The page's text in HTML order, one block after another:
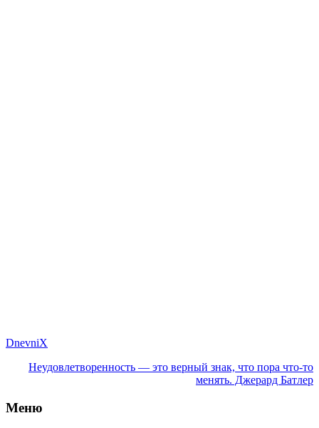
DnevniX
Неудовлетворенность — это верный знак, что пора что-то
менять. Джерард Батлер
Меню